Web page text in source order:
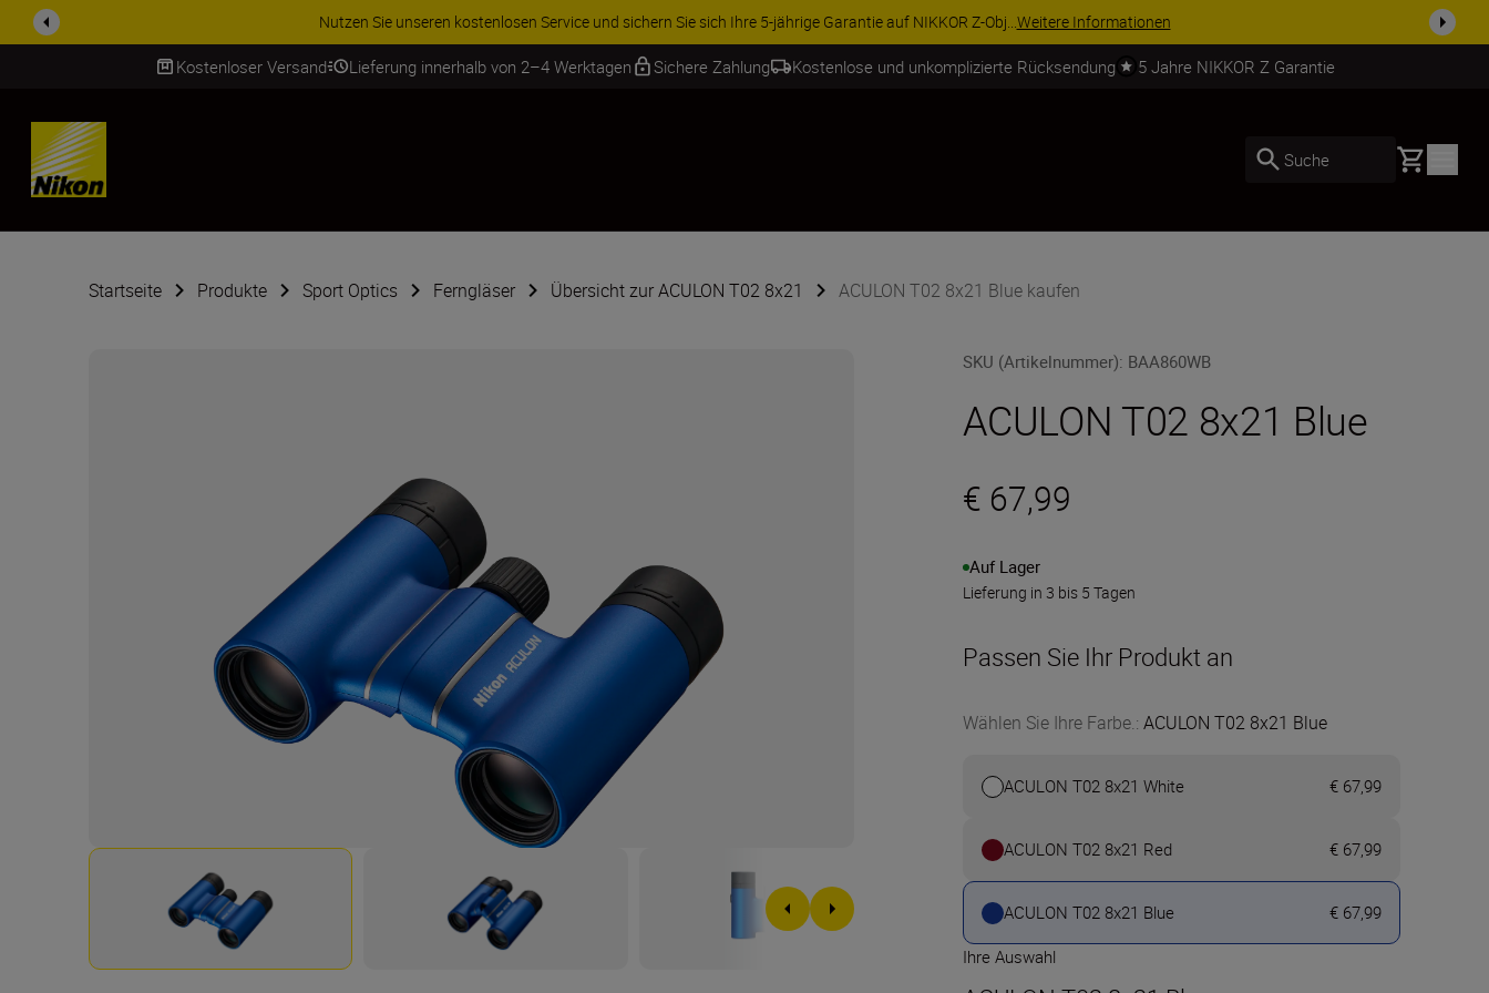
Weitere Informationen ZUBEHÖR IM ANGEBOT | Sparen Sie 15 % auf ausgewähltes Zubehör und vervollständigen Sie Ihre Ausrüstu... Jetzt
Kostenloser Versand Lieferung innerhalb von 2–4 Werktagen Sichere Zahlung Kostenlose und unkomplizierte Rücksendung 5 Jahre NIKKOR Z Garantie
SKIP
Suche Basket
Startseite Produkte Sport Optics Ferngläser Übersicht zur ACULON T02 8x21 ACULON T02 8x21 Blue kaufen
SKU (Artikelnummer): BAA860WB
ACULON T02 8x21 Blue
€ 67,99
Auf Lager
Lieferung in 3 bis 5 Tagen
Passen Sie Ihr Produkt an
Wählen Sie Ihre Farbe.:ACULON T02 8x21 Blue
ACULON T02 8x21 White € 67,99
ACULON T02 8x21 Red € 67,99
ACULON T02 8x21 Blue
€ 67,99
Ihre Auswahl